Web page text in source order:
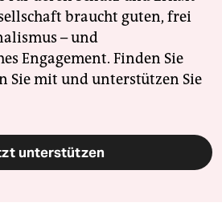
braucht guten, frei
– und
Engagement. Finden Sie
Sie mit und unterstützen Sie
unterstützen